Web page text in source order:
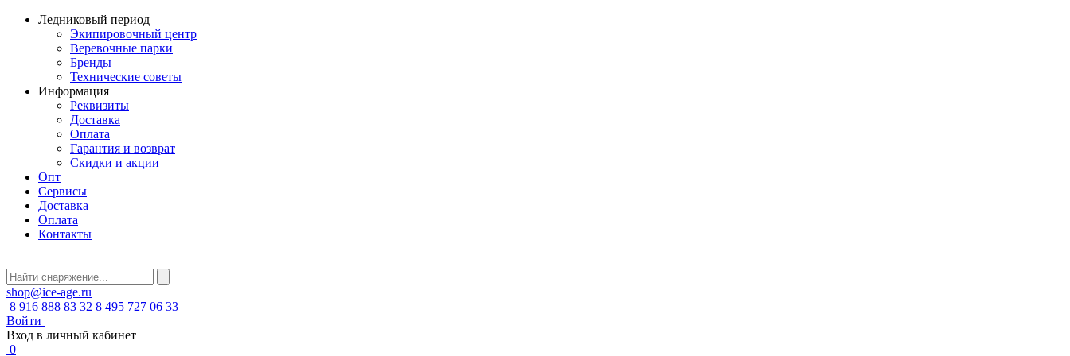
Ледниковый период
Экипировочный центр
Веревочные парки
Бренды
Технические советы
Информация
Реквизиты
Доставка
Оплата
Гарантия и возврат
Скидки и акции
Опт
Сервисы
Доставка
Оплата
Контакты
shop@ice-age.ru
8 916 888 83 32 8 495 727 06 33
Войти
Вход в личный кабинет
0